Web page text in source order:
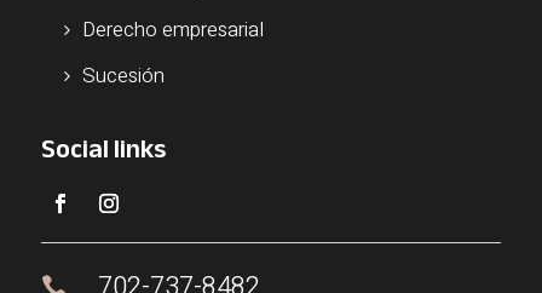
Derecho empresarial
Sucesión
Social links
